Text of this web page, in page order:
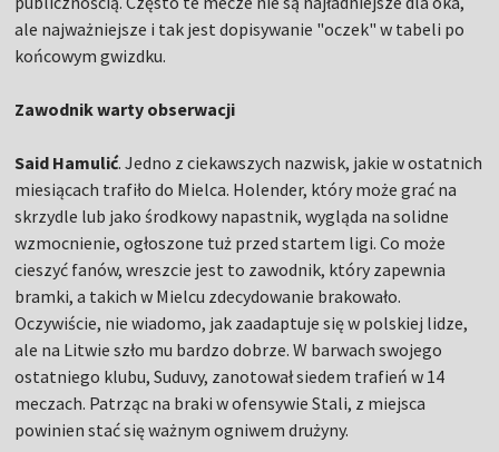
ale najważniejsze i tak jest dopisywanie "oczek" w tabeli po
końcowym gwizdku.
Zawodnik warty obserwacji
Said Hamulić. Jedno z ciekawszych nazwisk, jakie w ostatnich
miesiącach trafiło do Mielca. Holender, który może grać na
skrzydle lub jako środkowy napastnik, wygląda na solidne
wzmocnienie, ogłoszone tuż przed startem ligi. Co może
cieszyć fanów, wreszcie jest to zawodnik, który zapewnia
bramki, a takich w Mielcu zdecydowanie brakowało.
Oczywiście, nie wiadomo, jak zaadaptuje się w polskiej lidze,
ale na Litwie szło mu bardzo dobrze. W barwach swojego
ostatniego klubu, Suduvy, zanotował siedem trafień w 14
meczach. Patrząc na braki w ofensywie Stali, z miejsca
powinien stać się ważnym ogniwem drużyny.